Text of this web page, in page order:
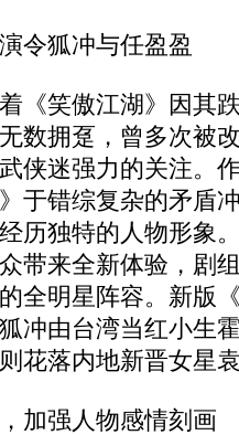
狐冲与任盈盈
笑傲江湖》因其
数拥趸，曾多次被
侠迷强力的关注。
于错综复杂的矛盾
历独特的人物形象
带来全新体验，剧
全明星阵容。新版
冲由台湾当红小生
花落内地新晋女星
强人物感情刻画